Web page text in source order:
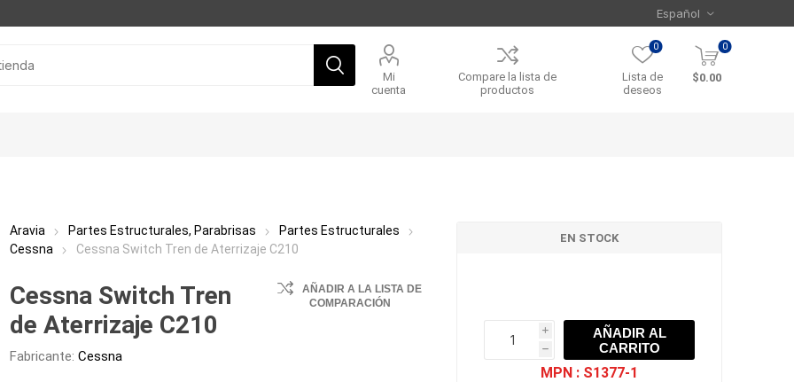
Mi
cuenta
Compare la lista de
productos
Lista de
deseos
0 0
$0.00
Aravia Partes Estructurales, Parabrisas
Partes Estructurales
Cessna
Cessna Switch Tren de Aterrizaje C210
Cessna Switch Tren
de Aterrizaje C210
Fabricante: Cessna
AÑADIR A LA LISTA DE
COMPARACIÓN
EN STOCK
i
h
h
AÑADIR AL
CARRITO
MPN : S1377-1